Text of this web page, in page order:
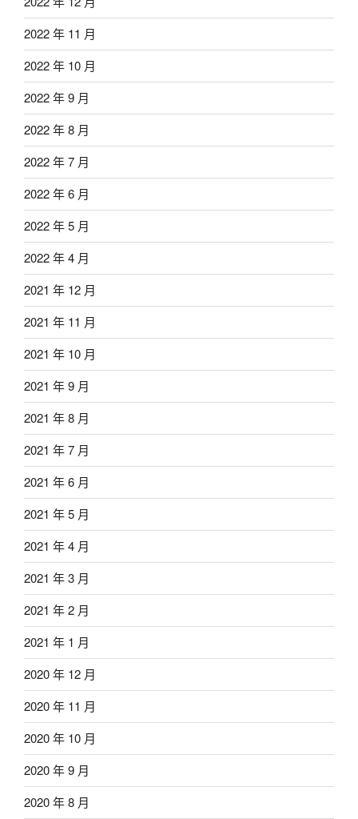
2022 年 11 月
2022 年 10 月
2022 年 9 月
2022 年 8 月
2022 年 7 月
2022 年 6 月
2022 年 5 月
2022 年 4 月
2021 年 12 月
2021 年 11 月
2021 年 10 月
2021 年 9 月
2021 年 8 月
2021 年 7 月
2021 年 6 月
2021 年 5 月
2021 年 4 月
2021 年 3 月
2021 年 2 月
2021 年 1 月
2020 年 12 月
2020 年 11 月
2020 年 10 月
2020 年 9 月
2020 年 8 月